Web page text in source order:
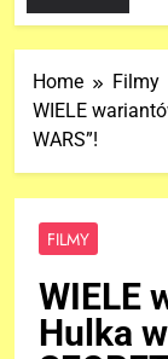
Home
Filmy
WIELE
WARS”!
FILMY
WIELE
Hulka